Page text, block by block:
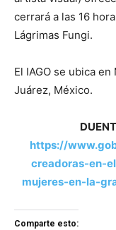
cerrará a las 16
Lágrimas Fungi.
El IAGO se ubica
Juárez, México.
https://
creadoras-en-
mujeres-en-la-
Comparte esto: